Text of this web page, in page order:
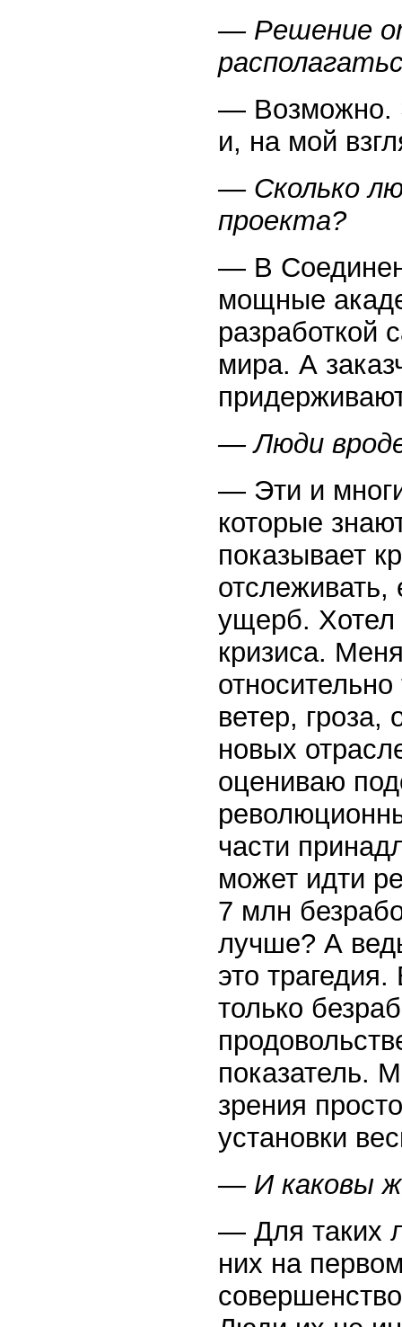
— Решение
— Возможно.
и, на мой
— Сколько
проекта?
— В
мощные
разработкой
мира. А
— Люди
— Эти и
которые
показывает
ущерб. Хотел
кризиса.
ветер, гроза,
новых
оцениваю
части
может идти
7 млн
лучше? А
это
только
показатель.
зрения
установки
— И каковы
— Для таких
них на